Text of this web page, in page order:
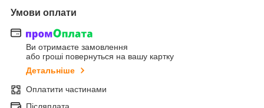
Умови оплати
Ви отримаєте замовлення
або гроші повернуться на вашу картку
Детальніше
Оплатити частинами